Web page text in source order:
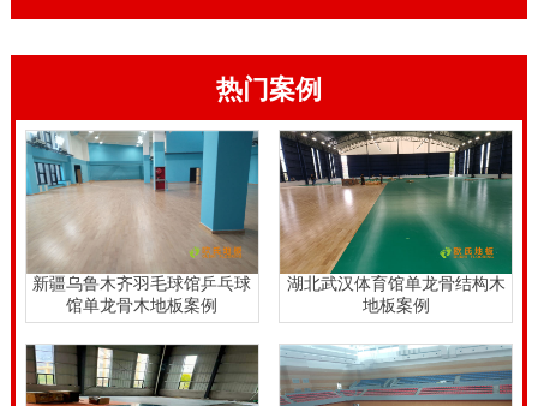
完成后,先用刨子将表面刨平刨光,将地板表面清扫干净
后涂刷地板漆,进行抛光处理。木地板运到施工安装现场
后,应拆包在室内存放一个星期以上,使实木运动地板与
体育场馆室内温度、湿度相适应后才能使用。健身运动
木地板技术工程师，为我们讲解下技术专业体育竞赛木
地板的构造內容，基本上龙骨构造有电脑主板，防潮
膜，毛木地板，木龙骨层，减振垫这些。健身运动木地
板铺设，一定要先搞好运动场馆铺设路面的准备工作。
例如铺设地坪找平及清除当场以后铺设。健身运动木地
板上龙骨、下龙骨安裝时要留意边龙骨端上龙骨与橡胶
板木、墙面及邻近龙骨的部位，左右龙骨与墙面应该有
热门案例
新疆乌鲁木齐羽毛球馆乒乓球
馆单龙骨木地板案例
湖北武汉体育馆单龙骨结构木
地板案例